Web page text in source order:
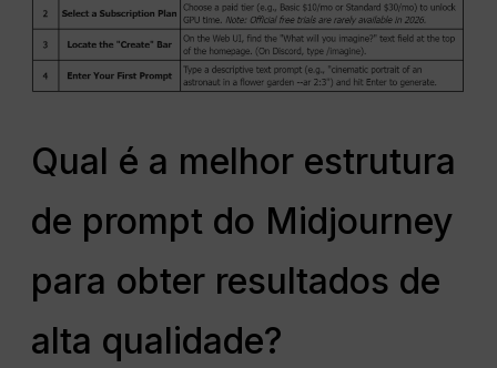
Qual é a melhor estrutura
de prompt do Midjourney
para obter resultados de
alta qualidade?